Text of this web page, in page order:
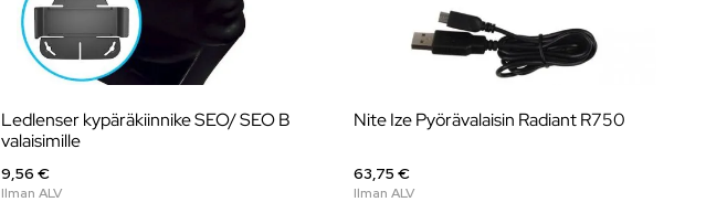
Ledlenser kypäräkiinnike SEO/ SEO B
valaisimille
9,56 €
Nite Ize Pyörävalaisin Radiant R750
63,75 €